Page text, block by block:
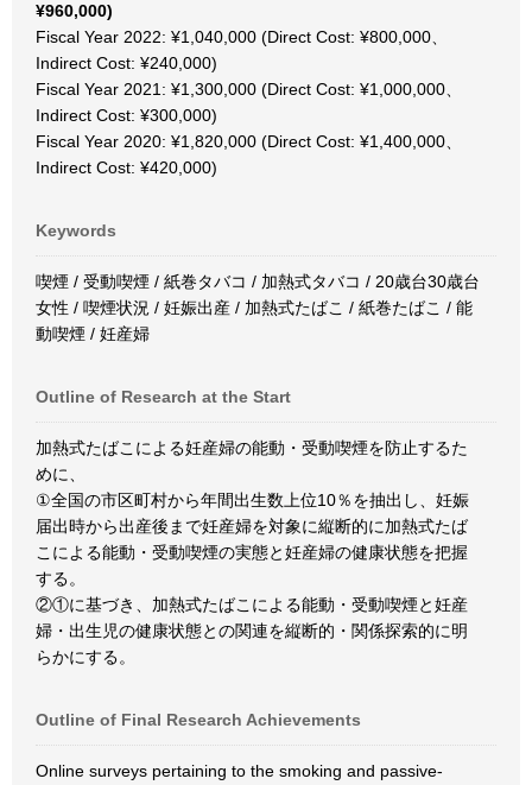
¥960,000)
Fiscal Year 2022: ¥1,040,000 (Direct Cost: ¥800,000、
Indirect Cost: ¥240,000)
Fiscal Year 2021: ¥1,300,000 (Direct Cost: ¥1,000,000、
Indirect Cost: ¥300,000)
Fiscal Year 2020: ¥1,820,000 (Direct Cost: ¥1,400,000、
Indirect Cost: ¥420,000)
Keywords
喫煙 / 受動喫煙 / 紙巻タバコ / 加熱式タバコ / 20歳台30歳台
女性 / 喫煙状況 / 妊娠出産 / 加熱式たばこ / 紙巻たばこ / 能
動喫煙 / 妊産婦
Outline of Research at the Start
加熱式たばこによる妊産婦の能動・受動喫煙を防止するた
めに、
①全国の市区町村から年間出生数上位10％を抽出し、妊娠
届出時から出産後まで妊産婦を対象に縦断的に加熱式たば
こによる能動・受動喫煙の実態と妊産婦の健康状態を把握
する。
②①に基づき、加熱式たばこによる能動・受動喫煙と妊産
婦・出生児の健康状態との関連を縦断的・関係探索的に明
らかにする。
Outline of Final Research Achievements
Online surveys pertaining to the smoking and passive-